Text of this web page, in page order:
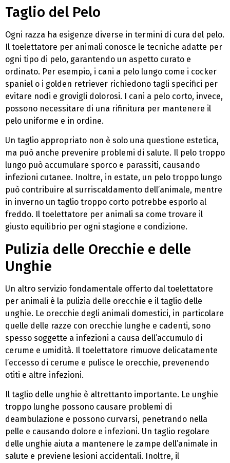
Taglio del Pelo
Ogni razza ha esigenze diverse in termini di cura del pelo.
Il toelettatore per animali conosce le tecniche adatte per
ogni tipo di pelo, garantendo un aspetto curato e
ordinato. Per esempio, i cani a pelo lungo come i cocker
spaniel o i golden retriever richiedono tagli specifici per
evitare nodi e grovigli dolorosi. I cani a pelo corto, invece,
possono necessitare di una rifinitura per mantenere il
pelo uniforme e in ordine.
Un taglio appropriato non è solo una questione estetica,
ma può anche prevenire problemi di salute. Il pelo troppo
lungo può accumulare sporco e parassiti, causando
infezioni cutanee. Inoltre, in estate, un pelo troppo lungo
può contribuire al surriscaldamento dell’animale, mentre
in inverno un taglio troppo corto potrebbe esporlo al
freddo. Il toelettatore per animali sa come trovare il
giusto equilibrio per ogni stagione e condizione.
Pulizia delle Orecchie e delle
Unghie
Un altro servizio fondamentale offerto dal toelettatore
per animali è la pulizia delle orecchie e il taglio delle
unghie. Le orecchie degli animali domestici, in particolare
quelle delle razze con orecchie lunghe e cadenti, sono
spesso soggette a infezioni a causa dell’accumulo di
cerume e umidità. Il toelettatore rimuove delicatamente
l’eccesso di cerume e pulisce le orecchie, prevenendo
otiti e altre infezioni.
Il taglio delle unghie è altrettanto importante. Le unghie
troppo lunghe possono causare problemi di
deambulazione e possono curvarsi, penetrando nella
pelle e causando dolore e infezioni. Un taglio regolare
delle unghie aiuta a mantenere le zampe dell’animale in
salute e previene lesioni accidentali. Inoltre, il